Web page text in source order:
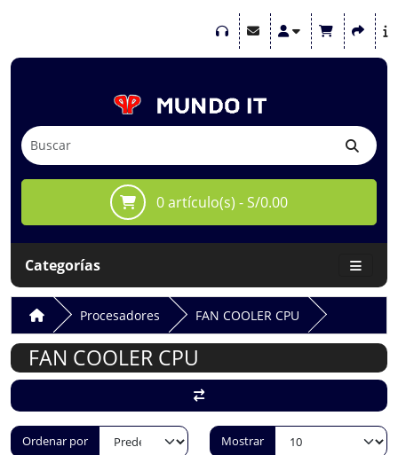
0 artículo(s) - S/0.00
Categorías
Procesadores FAN COOLER CPU
FAN COOLER CPU
Ordenar por Mostrar